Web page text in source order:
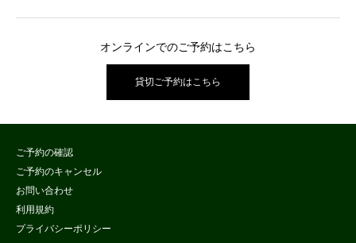
オンラインでのご予約はこちら
貸切ご予約はこちら
ご予約の確認
ご予約のキャンセル
お問い合わせ
利用規約
プライバシーポリシー